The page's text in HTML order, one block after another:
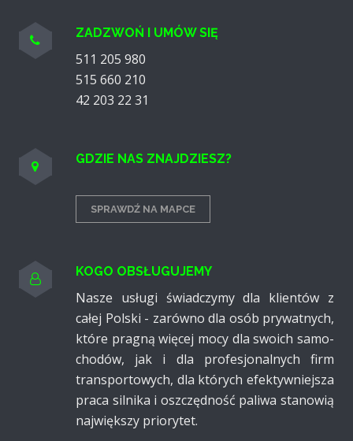
ZADZWOŃ I UMÓW SIĘ
511 205 980
515 660 210
42 203 22 31
GDZIE NAS ZNAJDZIESZ?
SPRAWDŹ NA MAPCE
KOGO OBSŁUGUJEMY
Nasze usługi świadczymy dla klientów z
całej Polski - zarówno dla osób pry­watnych,
które pragną więcej mocy dla swoich samo­
chodów, jak i dla profesjo­nalnych firm
transpor­towych, dla których efektyw­niejsza
praca silnika i oszczę­dność paliwa stanowią
naj­większy priorytet.